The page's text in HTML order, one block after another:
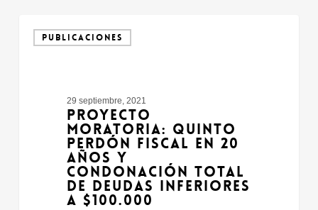
Moratoria:
quinto
condonación
PUBLICACIONES
29 septiembre, 2021
PROYECTO
MORATORIA: QUINTO
PERDÓN FISCAL EN 20
AÑOS Y
CONDONACIÓN TOTAL
DE DEUDAS INFERIORES
A $100.000